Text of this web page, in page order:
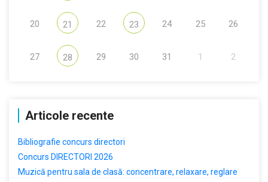
20 21 22 23 24 25 26
27 28 29 30 31 1 2
Articole recente
Bibliografie concurs directori
Concurs DIRECTORI 2026
Muzică pentru sala de clasă: concentrare, relaxare, reglare